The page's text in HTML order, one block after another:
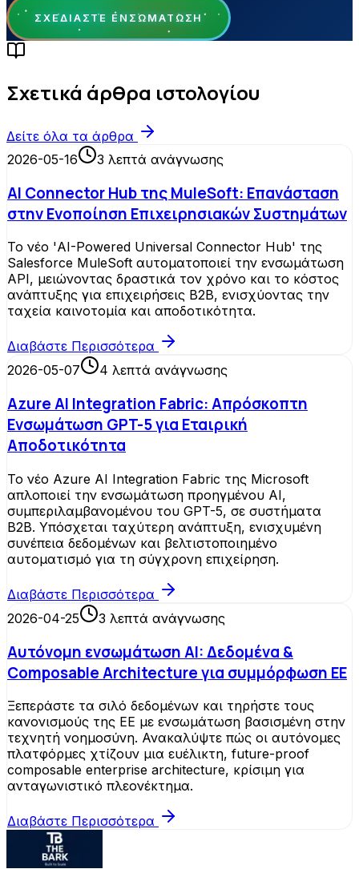
ΣΧΕΔΙΆΣΤΕ ΕΝΣΩΜΆΤΩΣΗ
Σχετικά άρθρα ιστολογίου
Δείτε όλα τα άρθρα
2026-05-16
3 λεπτά ανάγνωσης
AI Connector Hub της MuleSoft: Επανάσταση
στην Ενοποίηση Επιχειρησιακών Συστημάτων
Το νέο 'AI-Powered Universal Connector Hub' της
Salesforce MuleSoft αυτοματοποιεί την ενσωμάτωση
API, μειώνοντας δραστικά τον χρόνο και το κόστος
ανάπτυξης για επιχειρήσεις B2B, ενισχύοντας την
ταχεία καινοτομία και αποδοτικότητα.
Διαβάστε Περισσότερα
2026-05-07
4 λεπτά ανάγνωσης
Azure AI Integration Fabric: Απρόσκοπτη
Ενσωμάτωση GPT-5 για Εταιρική
Αποδοτικότητα
Το νέο Azure AI Integration Fabric της Microsoft
απλοποιεί την ενσωμάτωση προηγμένου AI,
συμπεριλαμβανομένου του GPT-5, σε συστήματα
B2B. Υπόσχεται ταχύτερη ανάπτυξη, ενισχυμένη
συνέπεια δεδομένων και βελτιστοποιημένο
αυτοματισμό για τη σύγχρονη επιχείρηση.
Διαβάστε Περισσότερα
2026-04-25
3 λεπτά ανάγνωσης
Αυτόνομη ενσωμάτωση AI: Δεδομένα &
Composable Architecture για συμμόρφωση ΕΕ
Ξεπεράστε τα σιλό δεδομένων και τηρήστε τους
κανονισμούς της ΕΕ με ενσωμάτωση βασισμένη στην
τεχνητή νοημοσύνη. Ανακαλύψτε πώς οι αυτόνομες
πλατφόρμες χτίζουν μια ευέλικτη, future-proof
composable enterprise architecture, κρίσιμη για
ανταγωνιστικό πλεονέκτημα.
Διαβάστε Περισσότερα